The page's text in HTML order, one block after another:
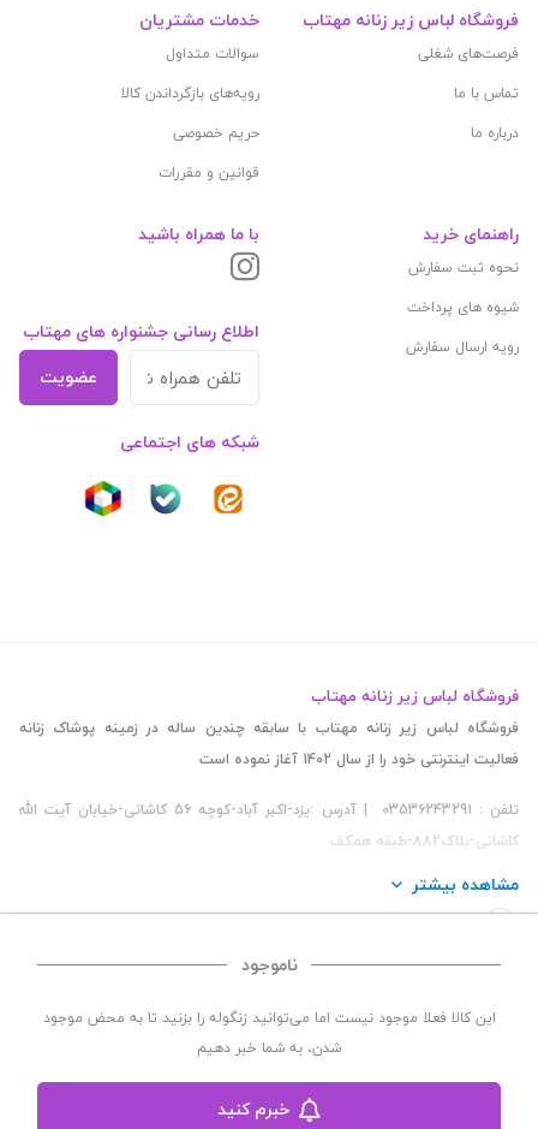
ناموجود
این کالا فعلا موجود نیست اما می‌توانید زنگوله را بزنید تا به محض موجود
شدن، به شما خبر دهیم
خبرم کنید
فروشگاه لباس زیر زنانه مهتاب
فرصت‌های شغلی
تماس با ما
درباره ما
خدمات مشتریان
سوالات متداول
رویه‌های بازگرداندن کالا
حریم خصوصی
قوانین و مقررات
راهنمای خرید
نحوه ثبت سفارش
شیوه های پرداخت
رویه ارسال سفارش
با ما همراه باشید
اطلاع رسانی جشنواره های مهتاب
عضویت
شبکه های اجتماعی
فروشگاه لباس زیر زنانه مهتاب
فروشگاه لباس زیر زنانه مهتاب با سابقه چندین ساله در زمینه پوشاک زنانه
فعالیت اینترنتی خود را از سال 1402 آغاز نموده است
تلفن : 03536243291 | آدرس :یزد-اکبر آباد-کوچه 56 کاشانی-خیابان آیت الله
کاشانی-پلاک882-طبقه همکف
مشاهده بیشتر
تمامی حقوق این سایت متعلق بهفروشگاه لباس زیر زنانه مهتابمی باشد. | توسعه و کد
نویسی:سپکام سیستم طراحی و اجرا :شرکت دیجیتال مارکتینگ سپتا